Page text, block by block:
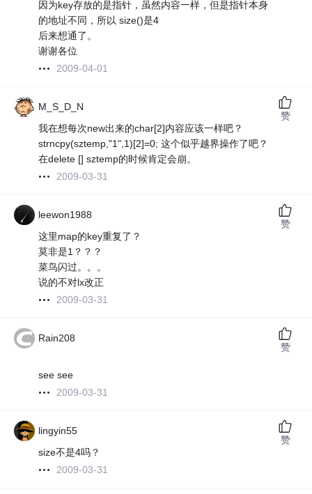
因为key存放的是指针，虽然内容一样，但是指针本身
的地址不同，所以 size()是4
后来想通了。
谢谢各位
2009-04-01
M_S_D_N
我在想每次new出来的char[2]内容应该一样吧？
strncpy(sztemp,"1",1)[2]=0; 这个似乎越界操作了吧？
在delete [] sztemp的时候肯定会崩。
2009-03-31
赞
leewon1988
这里map的key重复了？
莫非是1？？？
菜鸟闪过。。。
说的不对lx改正
2009-03-31
赞
Rain208
see see
2009-03-31
赞
lingyin55
size不是4吗？
2009-03-31
赞